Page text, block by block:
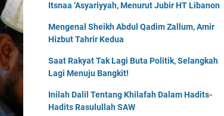
Itsnaa ‘Asyariyyah, Menurut Jubir HT Libanon
Mengenal Sheikh Abdul Qadim Zallum, Amir
Hizbut Tahrir Kedua
Saat Rakyat Tak Lagi Buta Politik, Selangkah
Lagi Menuju Bangkit!
Inilah Dalil Tentang Khilafah Dalam Hadits-
Hadits Rasulullah SAW